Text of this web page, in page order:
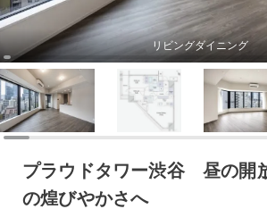
リビングダイニング
プラウドタワー渋谷 昼の開
の煌びやかさへ